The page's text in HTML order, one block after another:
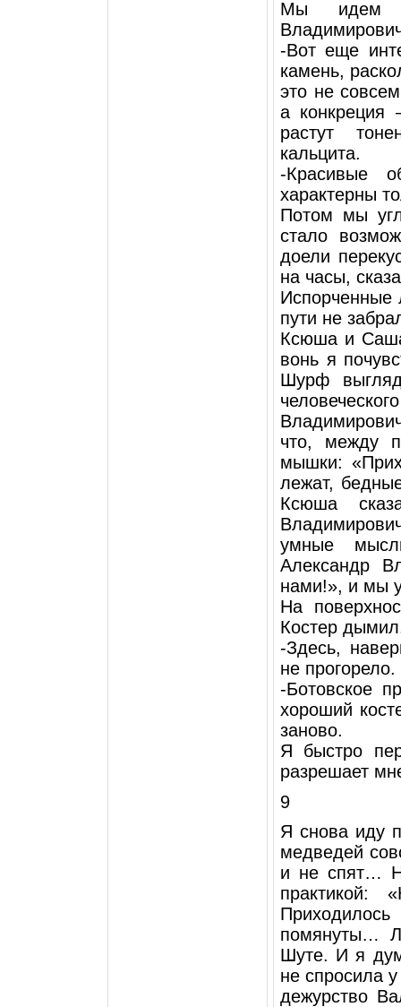
Мы идем
-Вот еще
камень,
это не
а конкреция
растут
кальцита.
-Красивые
характерны
Потом мы
стало
доели
на часы,
Испорченные
пути не
Ксюша и
вонь я
Шурф
что, между
мышки:
лежат,
Ксюша
умные
Александр
нами!», и мы
На
Костер
-Здесь,
не прогорело.
-Ботовское
хороший
заново.
Я быстро
разрешает
9
Я снова иду
медведей
и не спят…
практикой:
помянуты…
Шуте. И я
не спросила
дежурство